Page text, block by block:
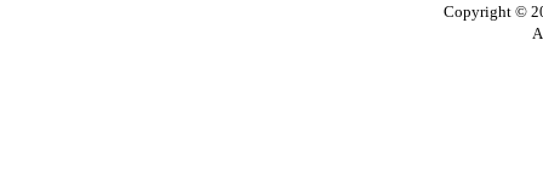
Copyright ©